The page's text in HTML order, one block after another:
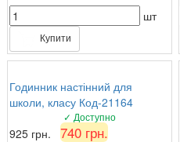
шт
Купити
Годинник настінний для
школи, класу Код-21164
✓ Доступно
925 грн. 740 грн.